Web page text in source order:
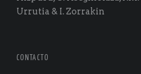
Urrutia & I. Zorrakin
CONTACTO